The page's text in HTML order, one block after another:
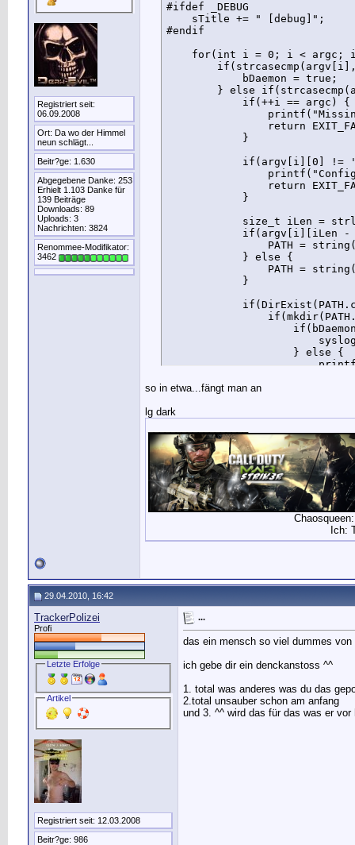
Registriert seit:
06.09.2008
Ort: Da wo der Himmel
neun schlägt...
Beitr?ge: 1.630
Abgegebene Danke: 253
Erhielt 1.103 Danke für
139 Beiträge
Downloads: 89
Uploads: 3
Nachrichten: 3824
Renommee-Modifikator:
3462
#ifdef _DEBUG
    sTitle += " [debug]";
#endif
for(int i = 0; i < argc;
            bDaemon = true;
} else
            if(++i == argc) {
return
            }
if(argv[i][0] !=
return
            }
size_t iLen =
if(argv[i][iLen -
PATH =
            } else {
PATH =
            }
                    } else {
                }
} else
return
} else
printf("SourceDL
return
} else
bCmdNoKeyCheck =
        }
    if(PATH.size() == 0) {
if(bDaemon == true
            }
} else
            PATH = curdir;
        } else {
            PATH = ".";
    }
so in etwa...fängt man an
lg dark
Ich:
29.04.2010, 16:42
TrackerPolizei
Profi
Letzte Erfolge
Artikel
Registriert seit: 12.03.2008
Beitr?ge: 986
...
das ein mensch so viel dummes
ich gebe dir ein denckanstoss ^^
1. total was anderes was du das
2.total unsauber schon am anfang
und 3. ^^ wird das für das was er